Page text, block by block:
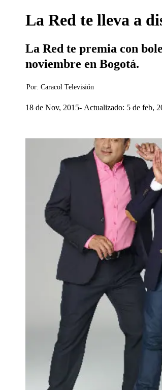
La Red te lleva a
La Red te premia con
noviembre en Bogotá.
Por: Caracol Televisión
18 de Nov, 2015 Actualizado: 5 de feb,